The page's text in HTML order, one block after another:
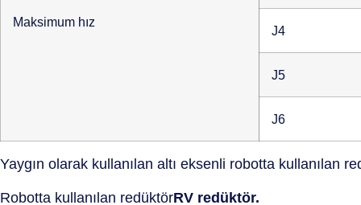
Maksimum hız
J4
J5
J6
Yaygın olarak kullanılan altı eksenli robotta kullanılan
Robotta kullanılan redüktörRV redüktör.